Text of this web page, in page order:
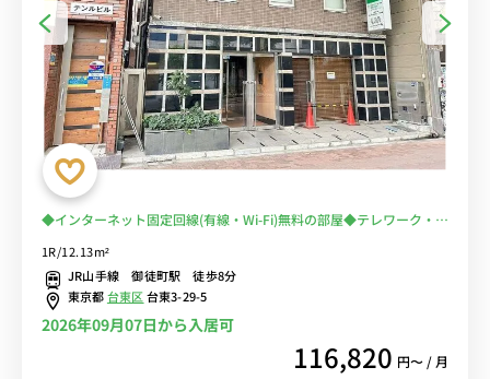
◆インターネット固定回線(有線・Wi-Fi)無料の部屋◆テレワーク・在
竹商店街＆多慶屋で楽しいお買い物出来ます！
1R/12.13m²
JR山手線 御徒町駅 徒歩8分
東京都台東区台東3-29-5
2026年09月07日から入居可
116,820 円〜 / 月